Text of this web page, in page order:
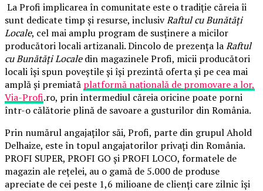
La Profi implicarea în comunitate este o tradiție căreia îi
sunt dedicate timp și resurse, inclusivRaftul cu Bunătăți
Locale, cel mai amplu program de susținere a micilor
producători locali artizanali. Dincolo de prezența laRaftul
cu Bunătăți Localedin magazinele Profi, micii producători
locali își spun poveștile și își prezintă oferta și pe cea mai
amplă și premiată platformă națională de promovare a lor,
Via-Profi.ro, prin intermediul căreia oricine poate porni
într-o călătorie plină de savoare a gusturilor din România.
Prin numărul angajaților săi, Profi, parte din grupul Ahold
Delhaize, este în topul angajatorilor privați din România.
PROFI SUPER, PROFI GO și PROFI LOCO, formatele de
magazin ale rețelei, au o gamă de 5.000 de produse
apreciate de cei peste 1,6 milioane de clienți care zilnic își